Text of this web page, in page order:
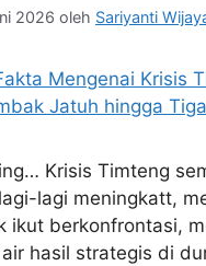
2026 oleh Sariyanti
Krisis Timteng
lagi meningkatt,
ikut berkonfrontasi,
hasil strategis di